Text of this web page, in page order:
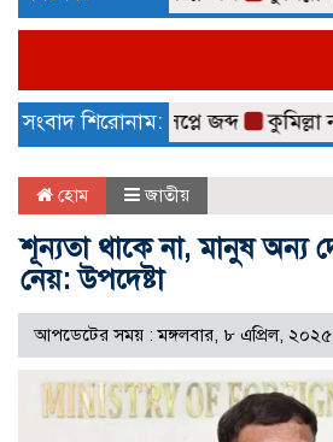
সংবাদ শিরোনাম:
ও মোবাইল ডিসপ্লে জব্দ কুমিল্লা
হোম জাতীয়
শূন্যতা থাকে না, মানুষ অন্য
নেয়: উপদেষ্টা
আপডেটের সময় : মঙ্গলবার, ৮ এপ্রিল, ২০২৫